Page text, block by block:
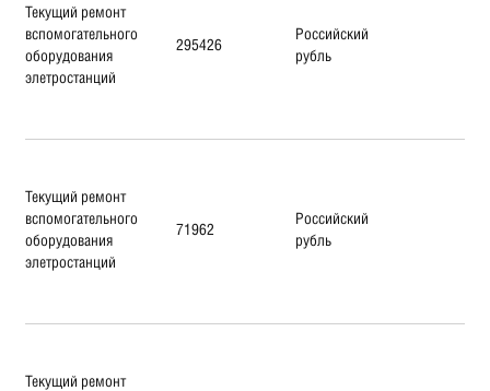
Текущий ремонт
вспомогательного
оборудования
элетростанций
295426
Российский
рубль
Текущий ремонт
вспомогательного
оборудования
элетростанций
71962
Российский
рубль
Текущий ремонт